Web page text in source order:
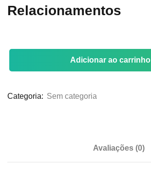
Relacionamentos
Adicionar ao carrinho
Categoria: Sem categoria
Avaliações (0)